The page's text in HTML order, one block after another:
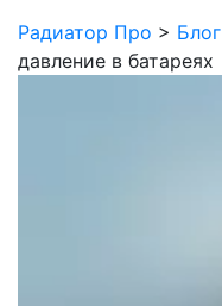
Радиатор Про > Блог
давление в батареях